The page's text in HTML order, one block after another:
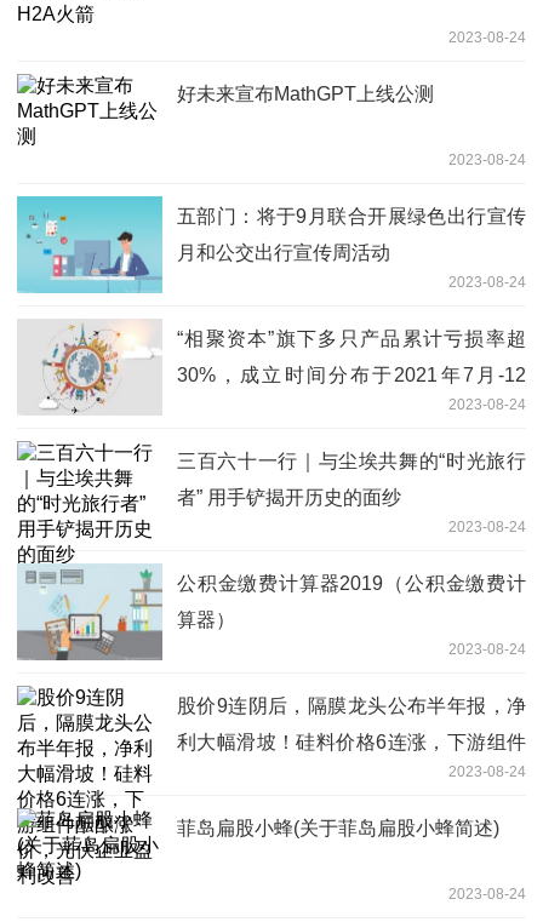
2023-08-24
好未来宣布MathGPT上线公测
2023-08-24
五部门：将于9月联合开展绿色出行宣传
月和公交出行宣传周活动
2023-08-24
“相聚资本”旗下多只产品累计亏损率超
30%，成立时间分布于2021年7月-12
月，投资风格何去何从？|基金观察2023-08-24
三百六十一行｜与尘埃共舞的“时光旅行
者” 用手铲揭开历史的面纱
2023-08-24
公积金缴费计算器2019（公积金缴费计
算器）
2023-08-24
股价9连阴后，隔膜龙头公布半年报，净
利大幅滑坡！硅料价格6连涨，下游组件
2023-08-24
菲岛扁股小蜂(关于菲岛扁股小蜂简述)
2023-08-24